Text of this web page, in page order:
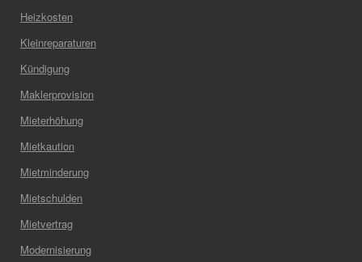
Heizkosten
Kleinreparaturen
Kündigung
Maklerprovision
Mieterhöhung
Mietkaution
Mietminderung
Mietschulden
Mietvertrag
Modernisierung